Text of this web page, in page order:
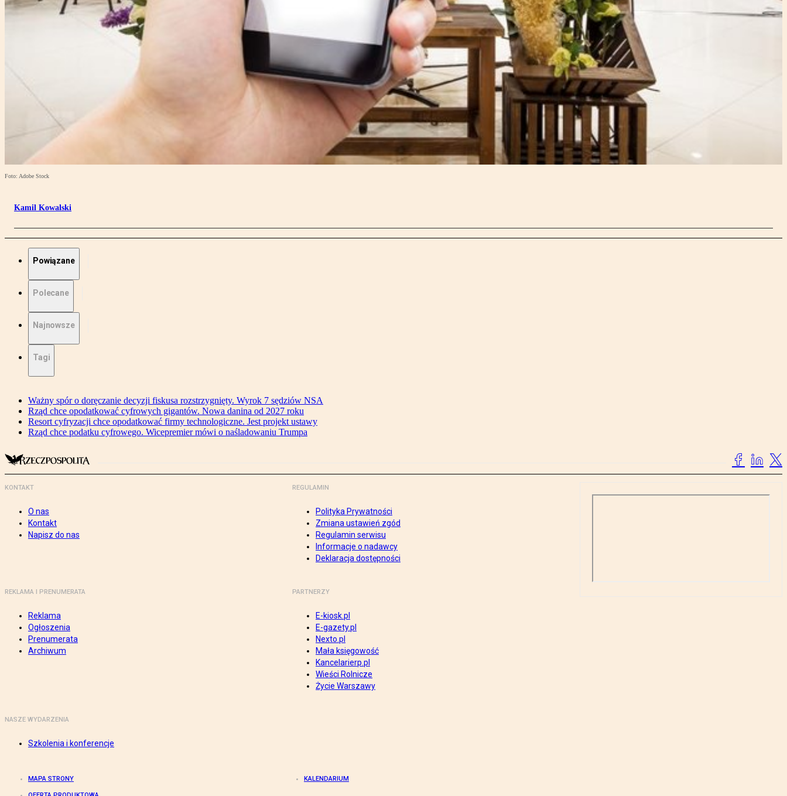
Foto: Adobe Stock
Kamil Kowalski
Powiązane
Polecane
Najnowsze
Tagi
Ważny spór o doręczanie decyzji fiskusa rozstrzygnięty. Wyrok 7 sędziów NSA
Rząd chce opodatkować cyfrowych gigantów. Nowa danina od 2027 roku
Resort cyfryzacji chce opodatkować firmy technologiczne. Jest projekt ustawy
Rząd chce podatku cyfrowego. Wicepremier mówi o naśladowaniu Trumpa
KONTAKT
O nas
Kontakt
Napisz do nas
REGULAMIN
Polityka Prywatności
Zmiana ustawień zgód
Regulamin serwisu
Informacje o nadawcy
Deklaracja dostępności
REKLAMA I PRENUMERATA
Reklama
Ogłoszenia
Prenumerata
Archiwum
PARTNERZY
E-kiosk.pl
E-gazety.pl
Nexto.pl
Mała księgowość
Kancelarierp.pl
Wieści Rolnicze
Życie Warszawy
NASZE WYDARZENIA
Szkolenia i konferencje
MAPA STRONY KALENDARIUM